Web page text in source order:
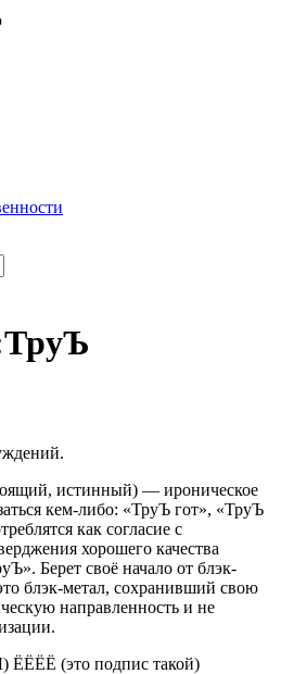
истинный) — ироническое
кем-либо: «ТруЪ гот», «ТруЪ
как согласие с
хорошего качества
Берет своё начало от блэк-
блэк-метал, сохранивший свою
направленность и не
ЁЁЁЁ (это подпис такой)